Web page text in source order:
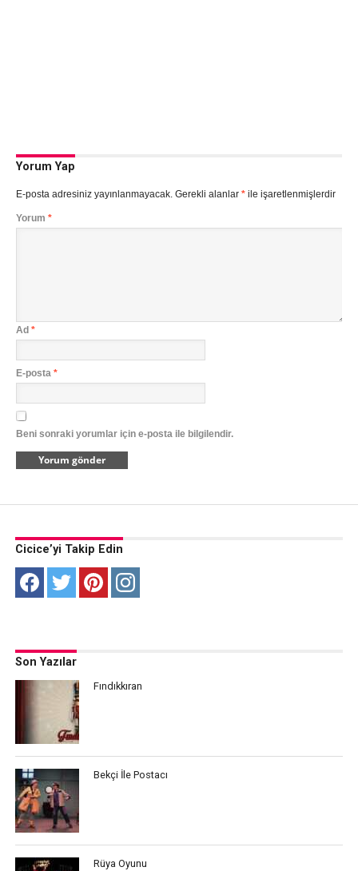
Yorum Yap
E-posta adresiniz yayınlanmayacak. Gerekli alanlar *ile işaretlenmişlerdir
Yorum *
Ad *
E-posta *
Beni sonraki yorumlar için e-posta ile bilgilendir.
Cicice’yi Takip Edin
Son Yazılar
Fındıkkıran
Bekçi İle Postacı
Rüya Oyunu